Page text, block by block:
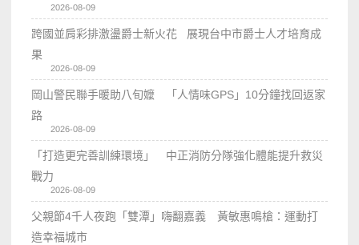
2026-08-09
跨國並肩彩排激盪爵士新火花 展現台中市爵士人才培育成
果
2026-08-09
岡山警民聯手暖助八旬嬤 「人情味GPS」10分鐘找回返家
路
2026-08-09
「打造更完善訓練環境」 中正消防分隊強化體能提升救災
戰力
2026-08-09
父親節4千人夜跑「雙潭」嗨翻嘉義 黃敏惠鳴槍：運動打
造幸福城市